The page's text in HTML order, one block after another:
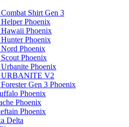
Shirt Gen 3
Phoenix
Phoenix
Phoenix
Phoenix
Phoenix
Phoenix
URBANITE V2
Gen 3 Phoenix
Phoenix
Phoenix
Phoenix
Delta